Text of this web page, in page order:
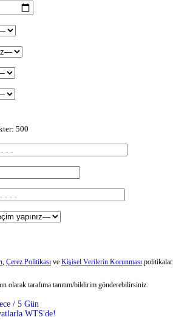
500
, Çerez Politikası ve Kişisel Verilerin Korunması
olarak tarafıma tanıtım/bildirim gönderebilirsiniz.
/ 5 Gün
WTS'de!